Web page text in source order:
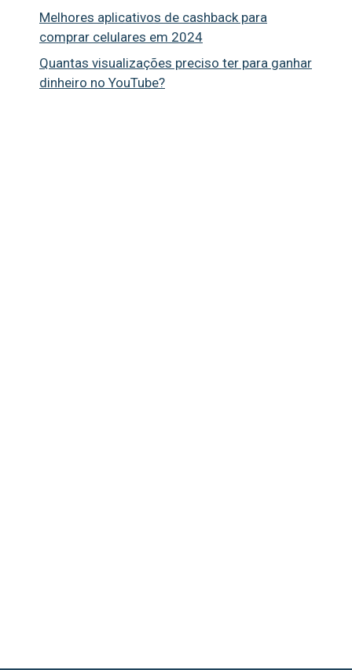
Melhores aplicativos de cashback para
comprar celulares em 2024
Quantas visualizações preciso ter para ganhar
dinheiro no YouTube?